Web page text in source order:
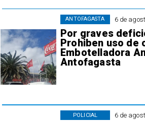
6 de
Por graves
Prohiben uso de
Embotelladora
Antofagasta
ANTOFAGASTA
6 de
POLICIAL